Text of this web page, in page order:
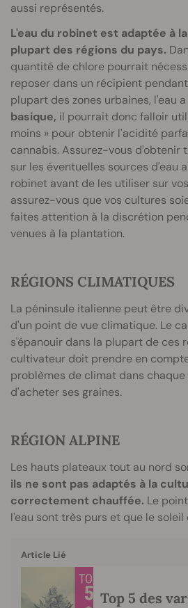
aussi représentés.
L'eau du robinet est adaptée à
plupart des régions du pays.
quantité de chlore pourrait
reposer dans un récipient
plupart des zones urbaines, l'eau a
basique, il pourrait donc falloir
moins » pour obtenir l'acidité
cannabis. Assurez-vous d'obtenir
sur les éventuelles sources d'eau
robinet avant de les utiliser sur
assurez-vous que vos cultures
faites attention à la discrétion
venues à la plantation.
RÉGIONS CLIMATIQUES
La péninsule italienne peut être
d'un point de vue climatique. Le
s'épanouir dans la plupart de ces
cultivateur doit prendre en
problèmes de climat dans
d'acheter ses graines.
RÉGION ALPINE
Les hauts plateaux tout au nord
ils ne sont pas adaptés à la
correctement chauffée. Le
l'eau sont très purs et que le
Article Lié
Top 5 des